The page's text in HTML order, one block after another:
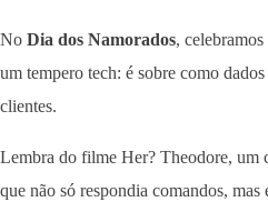
No Dia dos Namorados,
um tempero tech: é sobre como
clientes.
Lembra do filme Her? Theodore, um
que não só respondia comandos,